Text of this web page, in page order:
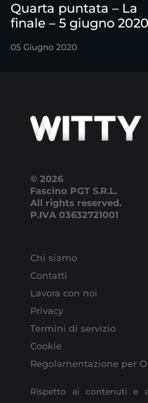
Quarta puntata – La
finale – 5 giugno 2020
05 Giugno 2020
© 2026
Fascino PGT S.R.L.
All rights reserved.
P.IVA 03632721001
Chi siamo
Contatti
Lavora con noi
Privacy
Termini di servizio
Cookie
Regolamentazione per
Rispetto ai contenuti e